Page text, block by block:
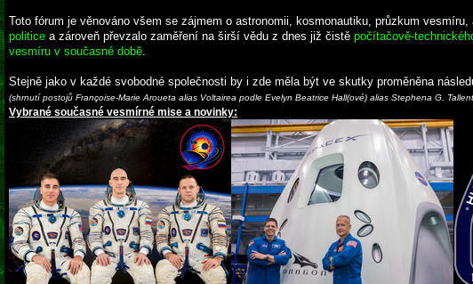
Toto fórum je věnováno všem se zájmem o astronomii, kosmonautiku, průzkum
politice a zároveň převzalo zaměření na širší vědu z dnes již čistě počítačově-
vesmíru v současné době.
Stejně jako v každé svobodné společnosti by i zde měla být ve skutky proměněna
(shrnutí postojů Françoise-Marie Aroueta alias Voltairea podle Evelyn Beatrice Hall(ové) alias Stephena G.
Vybrané současné vesmírné mise a novinky: